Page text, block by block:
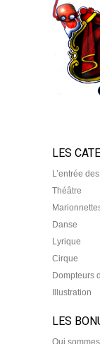
LES
L’entrée
Théâtre
Danse
Lyrique
Cirque
Dompteurs
Illustration
LES
Qui